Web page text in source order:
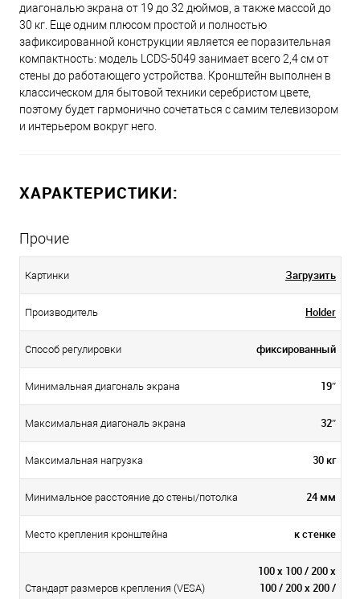
диагональю экрана от 19 до 32 дюймов, а также массой до
30 кг. Еще одним плюсом простой и полностью
зафиксированной конструкции является ее поразительная
компактность: модель LCDS-5049 занимает всего 2,4 см от
стены до работающего устройства. Кронштейн выполнен в
классическом для бытовой техники серебристом цвете,
поэтому будет гармонично сочетаться с самим телевизором
и интерьером вокруг него.
ХАРАКТЕРИСТИКИ:
Прочие
Картинки Загрузить
Производитель Holder
Способ регулировки фиксированный
Минимальная диагональ экрана 19″
Максимальная диагональ экрана 32″
Максимальная нагрузка 30 кг
Минимальное расстояние до стены/потолка 24 мм
Место крепления кронштейна к стенке
Стандарт размеров крепления (VESA)
100 х 100 / 200 х
100 / 200 х 200 /